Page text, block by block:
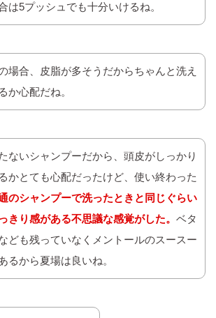
は5プッシュでも十分いけるね。
場合、皮脂が多そうだからちゃんと洗え
か心配だね。
ないシャンプーだから、頭皮がしっかり
かとても心配だったけど、使い終わった
のシャンプーで洗ったときと同じぐらい
きり感がある不思議な感覚がした。 ベタ
ども残っていなくメントールのスースー
るから夏場は良いね。